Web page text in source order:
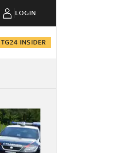
LOGIN
INSIDER